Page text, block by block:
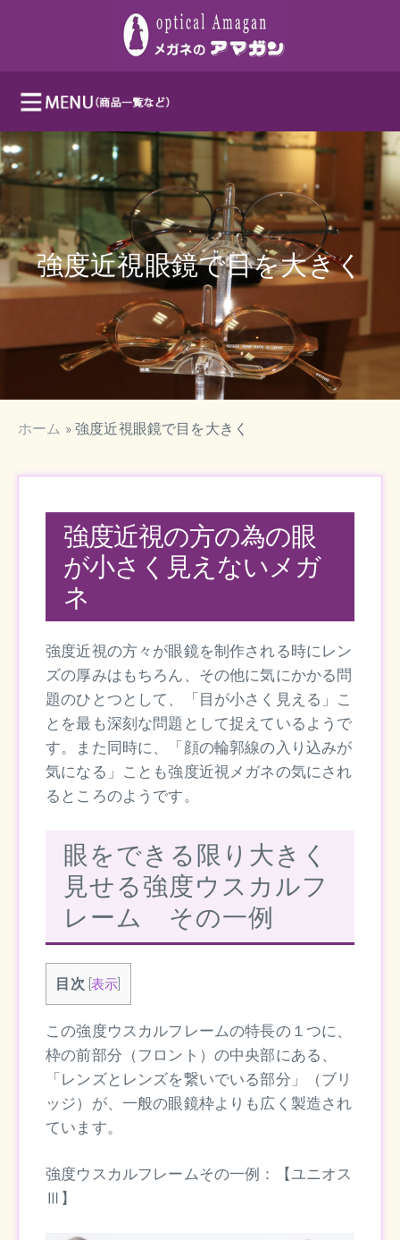
強度近視眼鏡で目を大きく
ホーム »強度近視眼鏡で目を大きく
強度近視の方の為の眼
が小さく見えないメガ
ネ
強度近視の方々が眼鏡を制作される時にレン
ズの厚みはもちろん、その他に気にかかる問
題のひとつとして、「目が小さく見える」こ
とを最も深刻な問題として捉えているようで
す。また同時に、「顔の輪郭線の入り込みが
気になる」ことも強度近視メガネの気にされ
るところのようです。
眼をできる限り大きく
見せる強度ウスカルフ
レーム その一例
目次 [表示
この強度ウスカルフレームの特長の１つに、
枠の前部分（フロント）の中央部にある、
「レンズとレンズを繋いでいる部分」（ブリ
ッジ）が、一般の眼鏡枠よりも広く製造され
ています。
強度ウスカルフレームその一例：【ユニオス
Ⅲ】